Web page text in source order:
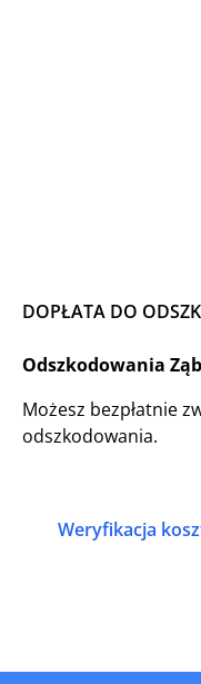
DOPŁATA DO
Odszkodowania
Możesz bezpłatnie
odszkodowania.
Weryfikacja